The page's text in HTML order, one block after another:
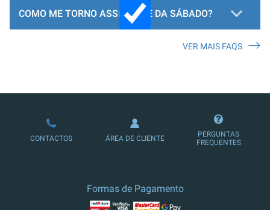
COMO ME TORNO ASSINANTE DA SÁBADO?
LOJA DE ASSINATURAS
VER MAIS FAQS
CONTACTOS ÁREA DE CLIENTE
PERGUNTAS
FREQUENTES
Formas de Pagamento